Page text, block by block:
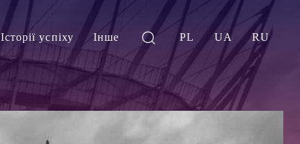
Історії успіху Інше PL UA RU